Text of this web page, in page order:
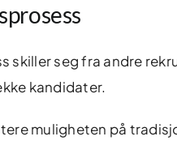
skiller seg fra andre
kandidater.
muligheten på